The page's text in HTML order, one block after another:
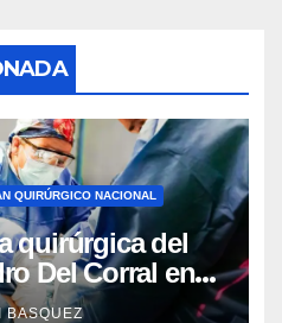
QUIRÚRGICO NACIONAL
quirúrgica del
Del Corral en
BASQUEZ